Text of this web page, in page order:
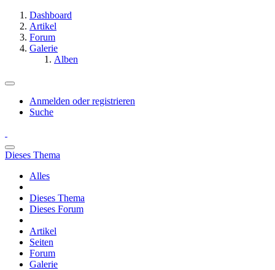
Dashboard
Artikel
Forum
Galerie
Alben
Anmelden oder registrieren
Suche
Dieses Thema
Alles
Dieses Thema
Dieses Forum
Artikel
Seiten
Forum
Galerie